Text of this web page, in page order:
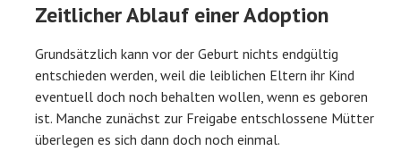
Zeitlicher Ablauf einer Adoption
Grundsätzlich kann vor der Geburt nichts endgültig
entschieden werden, weil die leiblichen Eltern ihr Kind
eventuell doch noch behalten wollen, wenn es geboren
ist. Manche zunächst zur Freigabe entschlossene Mütter
überlegen es sich dann doch noch einmal.